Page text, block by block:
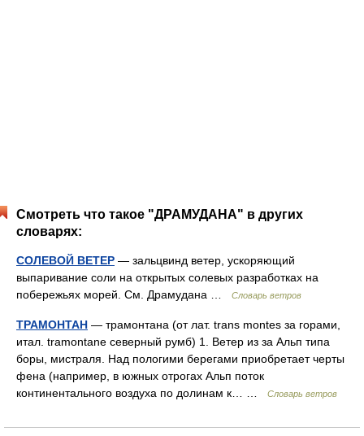
Смотреть что такое "ДРАМУДАНА" в других
словарях:
СОЛЕВОЙ ВЕТЕР — зальцвинд ветер, ускоряющий
выпаривание соли на открытых солевых разработках на
побережьях морей. См. Драмудана …
Словарь ветров
ТРАМОНТАН — трамонтана (от лат. trans montes за горами,
итал. tramontane северный румб) 1. Ветер из за Альп типа
боры, мистраля. Над пологими берегами приобретает черты
фена (например, в южных отрогах Альп поток
континентального воздуха по долинам к… …
Словарь ветров